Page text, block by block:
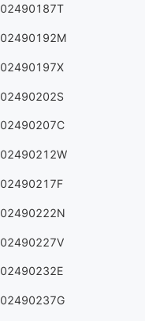
02490187T
02490192M
02490197X
02490202S
02490207C
02490212W
02490217F
02490222N
02490227V
02490232E
02490237G